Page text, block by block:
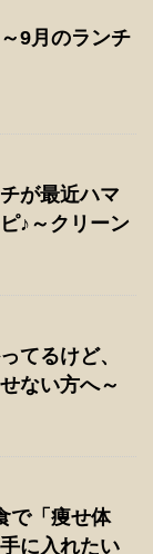
9月のランチ
が最近ハマ
♪～クリーン
てるけど、
ない方へ～
で「痩せ体
に入れたい